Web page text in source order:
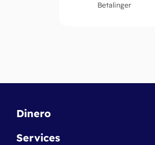
Betalinger
Dinero
Kontakt
Services